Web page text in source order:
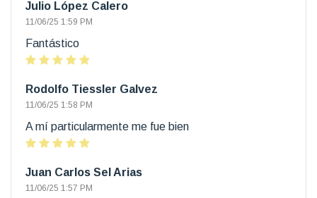
Julio López Calero
11/06/25 1:59 PM
Fantástico
Rodolfo Tiessler Galvez
11/06/25 1:58 PM
A mí particularmente me fue bien
Juan Carlos Sel Arias
11/06/25 1:57 PM